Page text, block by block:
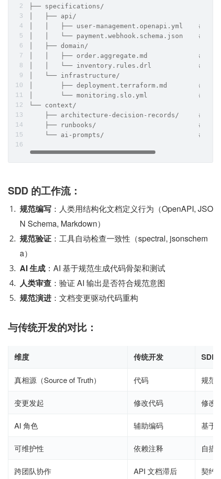
├── specifications/
│   ├── api/
│   │   ├── user-management.openapi.yml    #
│   │   └── payment.webhook.schema.json    # JSON
│   ├── domain/
│   │   ├── order.aggregate.md             # 领域模
│   │   └── inventory.rules.drl            # 业务
│   └── infrastructure/
│       ├── deployment.terraform.md        # IaC
│       └── monitoring.slo.yml             # SLO
└── context/
    ├── architecture-decision-records/     # ADR
├── runbooks/                          # 运维
└── ai-prompts/                        # 优化
SDD 的工作流：
规范编写 ：人类用结构化文档定义行为（OpenAPI, JSO
N Schema, Markdown）
规范验证 ：工具自动检查一致性（spectral, jsonschem
a）
AI 生成 ：AI 基于规范生成代码骨架和测试
人类审查 ：验证 AI 输出是否符合规范意图
规范演进 ：文档变更驱动代码重构
与传统开发的对比：
维度 传统开发 SDD
真相源（Source of Truth） 代码 规范
变更发起 修改代码 修改
AI 角色 辅助编码 基于
可维护性 依赖注释 自描
跨团队协作 API 文档滞后 契约